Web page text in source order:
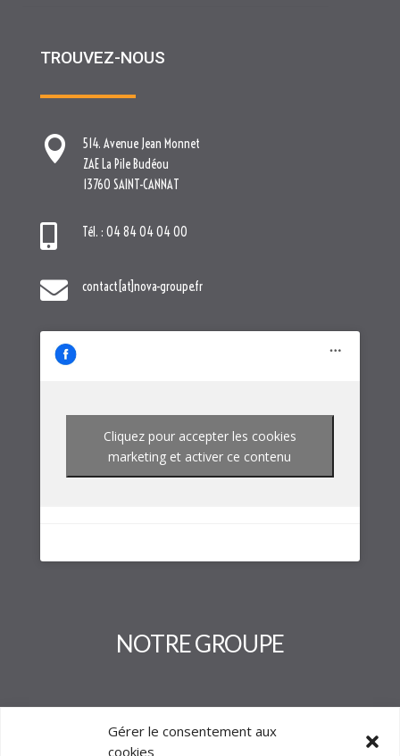
Gérer le consentement aux
cookies
TROUVEZ-NOUS

514. Avenue Jean Monnet
ZAE La Pile Budéou
13760 SAINT-CANNAT
 Tél. : 04 84 04 04 00
 contact[at]nova-groupe.fr
Cliquez pour accepter les cookies
marketing et activer ce contenu
NOTRE GROUPE